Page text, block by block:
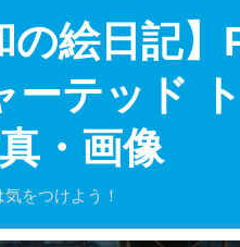
の絵日記
ーテッド
・画像
をつけよう！